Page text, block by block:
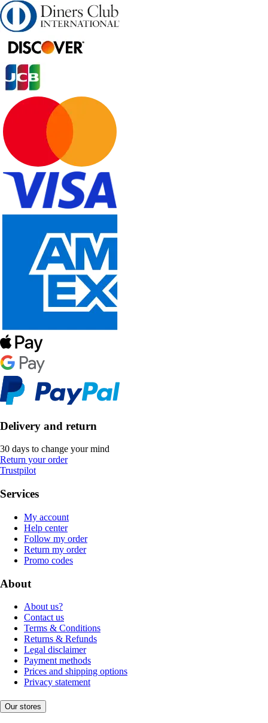
Delivery and return
30 days to change your mind
Return your order
Trustpilot
Services
My account
Help center
Follow my order
Return my order
Promo codes
About
About us?
Contact us
Terms & Conditions
Returns & Refunds
Legal disclaimer
Payment methods
Prices and shipping options
Privacy statement
Our stores